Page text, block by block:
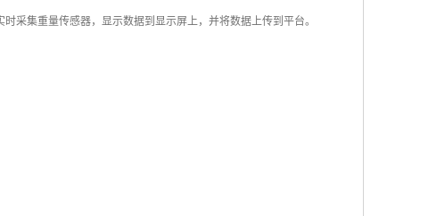
采集重量传感器，显示数据到显示屏上，并将数据上传到平台。